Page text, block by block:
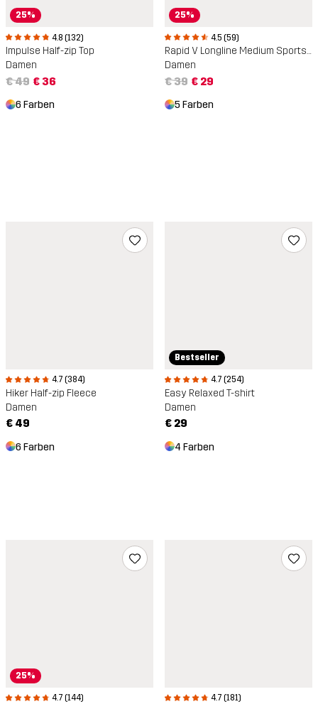
25%
4.8 (132)
Impulse Half-zip Top
Damen
€ 49 € 36
6 Farben
25%
4.5 (59)
Rapid V Longline Medium Sports Bra
Damen
€ 39 € 29
5 Farben
4.7 (384)
Hiker Half-zip Fleece
Damen
€ 49
6 Farben
Bestseller
4.7 (254)
Easy Relaxed T-shirt
Damen
€ 29
4 Farben
25%
4.7 (144) 4.7 (181)